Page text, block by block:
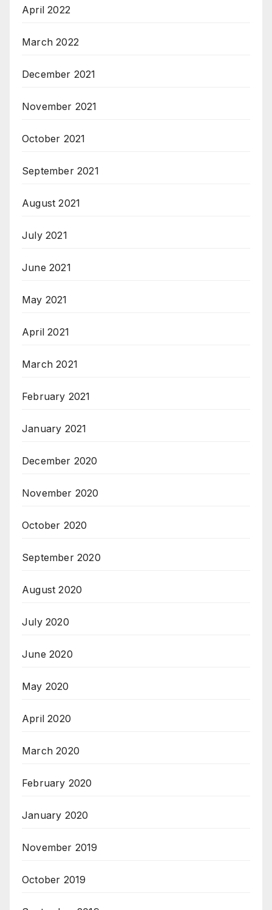
April 2022
March 2022
December 2021
November 2021
October 2021
September 2021
August 2021
July 2021
June 2021
May 2021
April 2021
March 2021
February 2021
January 2021
December 2020
November 2020
October 2020
September 2020
August 2020
July 2020
June 2020
May 2020
April 2020
March 2020
February 2020
January 2020
November 2019
October 2019